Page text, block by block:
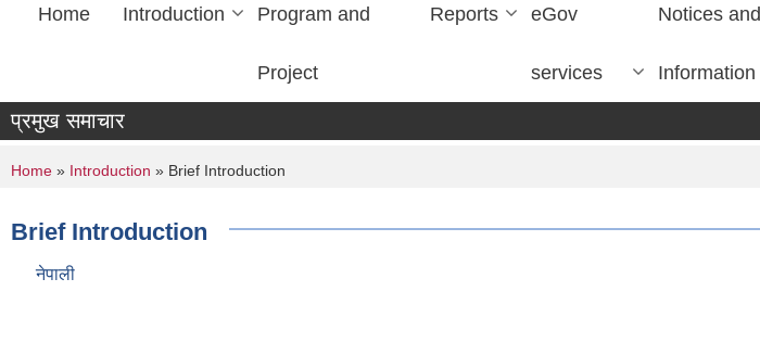
Home Introduction Program and
Project
Reports eGov
services
Notices and
Information
प्रमुख समाचार
You are here
Home » Introduction » Brief Introduction
Brief Introduction
नेपाली